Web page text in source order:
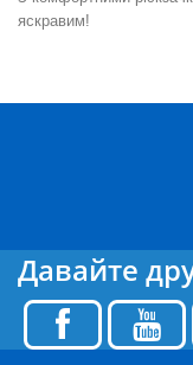
яскравим!
Давайте